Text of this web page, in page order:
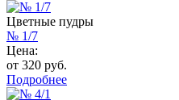
Цветные пудры
№ 1/7
Цена:
от 320 руб.
Подробнее